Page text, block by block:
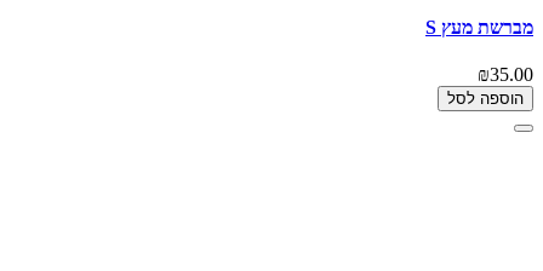
מברשת מעץ S
₪35.00
הוספה לסל